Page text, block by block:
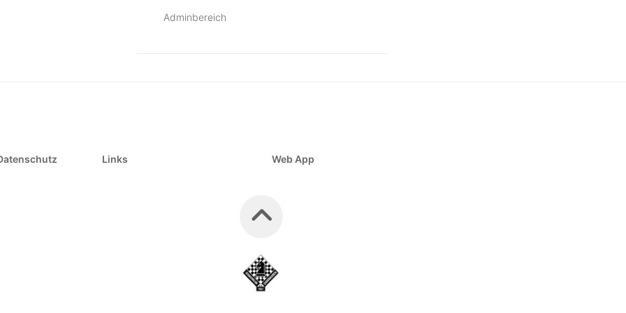
Adminbereich
Links Web App